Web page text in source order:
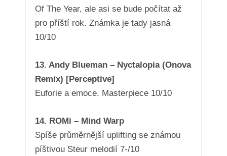
Of The Year, ale asi se bude počítat až
pro příští rok. Známka je tady jasná
10/10
13. Andy Blueman – Nyctalopia (Onova
Remix) [Perceptive]
Euforie a emoce. Masterpiece 10/10
14. ROMi – Mind Warp
Spíše průměrnější uplifting se známou
píštivou Steur melodií 7-/10